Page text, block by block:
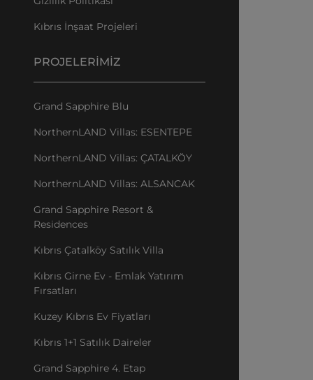
Kıbrıs İnşaat Projeleri
PROJELERIMIZ
Grand Sapphire Blu
NorthernLAND Villas: ESENTEPE
NorthernLAND Villas: ÇATALKÖY
NorthernLAND Villas: ALSANCAK
Grand Sapphire Resort &
Residences
Kıbrıs Çatalköy Satılık Villa
Kıbrıs Girne Ev - Emlak Yatırım
Fırsatları
Kuzey Kıbrıs Ev Fiyatları
Kıbrıs 1+1 Satılık Daireler
Grand Sapphire 4. Etap